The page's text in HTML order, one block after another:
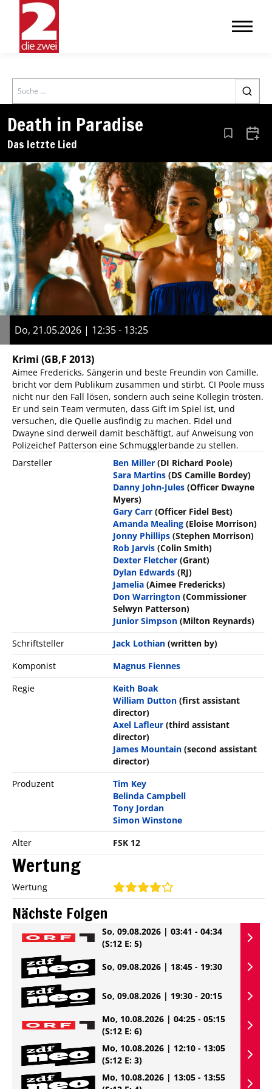
Search
Death in Paradise
Das letzte Lied Aus den
Do, 21.05.2026 | 12:35 - 13:25
Krimi (GB,F 2013)
Aimee Fredericks, Sängerin und beste Freundin von Camille,
bricht vor dem Publikum zusammen und stirbt. CI Poole muss
nicht nur den Fall lösen, sondern auch seine Kollegin trösten.
Er und sein Team vermuten, dass Gift im Spiel ist, und
versuchen, die Quelle ausfindig zu machen. Fidel und
Dwayne sind derweil damit beschäftigt, auf Anweisung von
Polizeichef Patterson eine Schmugglerbande zu stellen.
Darsteller
Ben Miller (DI Richard Poole)
Sara Martins (DS Camille Bordey)
Danny John-Jules (Officer Dwayne
Myers)
Gary Carr (Officer Fidel Best)
Amanda Mealing (Eloise Morrison)
Jonny Phillips (Stephen Morrison)
Rob Jarvis (Colin Smith)
Dexter Fletcher (Grant)
Dylan Edwards (RJ)
Jamelia (Aimee Fredericks)
Don Warrington (Commissioner
Selwyn Patterson)
Junior Simpson (Milton Reynards)
Schriftsteller
Jack Lothian (written by)
Komponist
Magnus Fiennes
Regie
Keith Boak
William Dutton (first assistant
director)
Axel Lafleur (third assistant
director)
James Mountain (second assistant
director)
Produzent
Tim Key
Belinda Campbell
Tony Jordan
Simon Winstone
Alter
FSK 12
Wertung
Wertung
Nächste Folgen
So, 09.08.2026 | 03:41 - 04:34
(S:12 E: 5)
So, 09.08.2026 | 18:45 - 19:30
So, 09.08.2026 | 19:30 - 20:15
Mo, 10.08.2026 | 04:25 - 05:15
(S:12 E: 6)
Mo, 10.08.2026 | 12:10 - 13:05
(S:12 E: 3)
Mo, 10.08.2026 | 13:05 - 13:55